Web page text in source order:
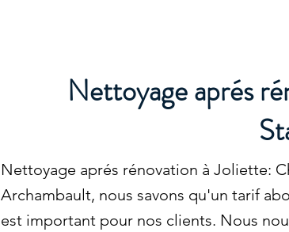
Nettoyage aprés
Nettoyage aprés rénovation à Joliette:
Archambault, nous savons qu'un tarif
est important pour nos clients. Nous